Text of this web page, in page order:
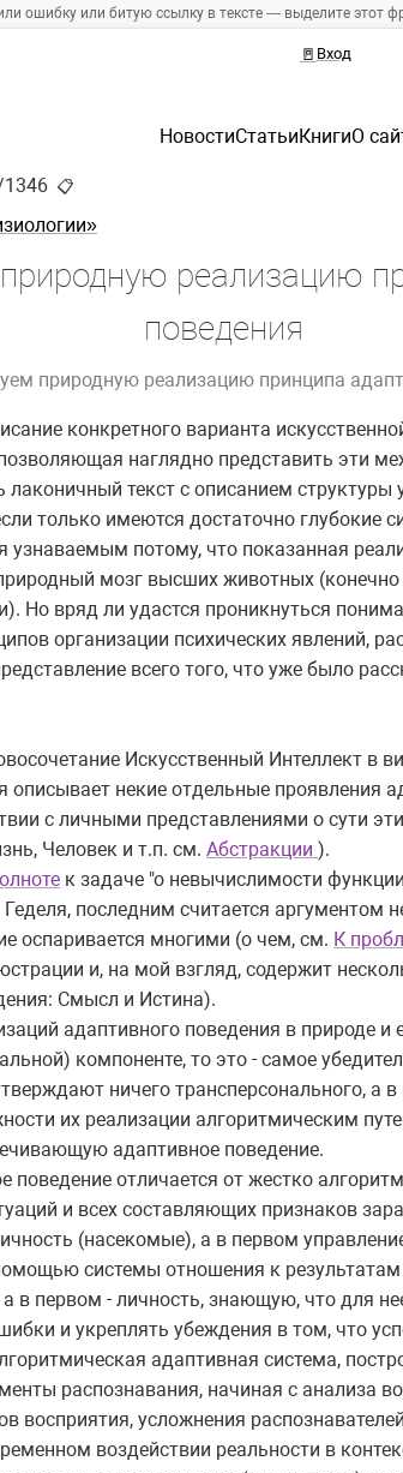
ошибку или битую ссылку в тексте — выделите этот
🚪 Вход
НовостиСтатьиКнигиО
📋
реализацию
поведения
природную реализацию принципа
конкретного варианта
наглядно представить эти
текст с описанием структуры
только имеются достаточно глубокие
узнаваемым потому, что показанная
мозг высших животных (конечно
Но вряд ли удастся проникнуться
организации психических явлений,
всего того, что уже было
Искусственный Интеллект в
описывает некие отдельные проявления
с личными представлениями о сути
Человек и т.п. см. Абстракции ).
к задаче "о невычислимости
последним считается аргументом
оспаривается многими (о чем, см. К
и, на мой взгляд, содержит
Смысл и Истина).
адаптивного поведения в природе и
компоненте, то это - самое
ничего трансперсонального, а
их реализации алгоритмическим
адаптивное поведение.
поведение отличается от жестко
и всех составляющих признаков
(насекомые), а в первом
системы отношения к
в первом - личность, знающую, что для
и укреплять убеждения в том, что
адаптивная система,
распознавания, начиная с анализа
восприятия, усложнения
воздействии реальности в